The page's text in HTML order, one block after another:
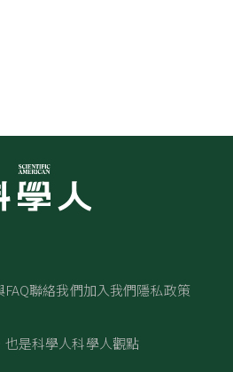
聯絡我們加入我們隱私政策
也是科學人科學人觀點